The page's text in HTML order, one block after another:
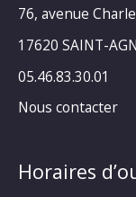
76, avenue
17620 SAINT-
05.46.83.30.01
Nous contacter
Horaires